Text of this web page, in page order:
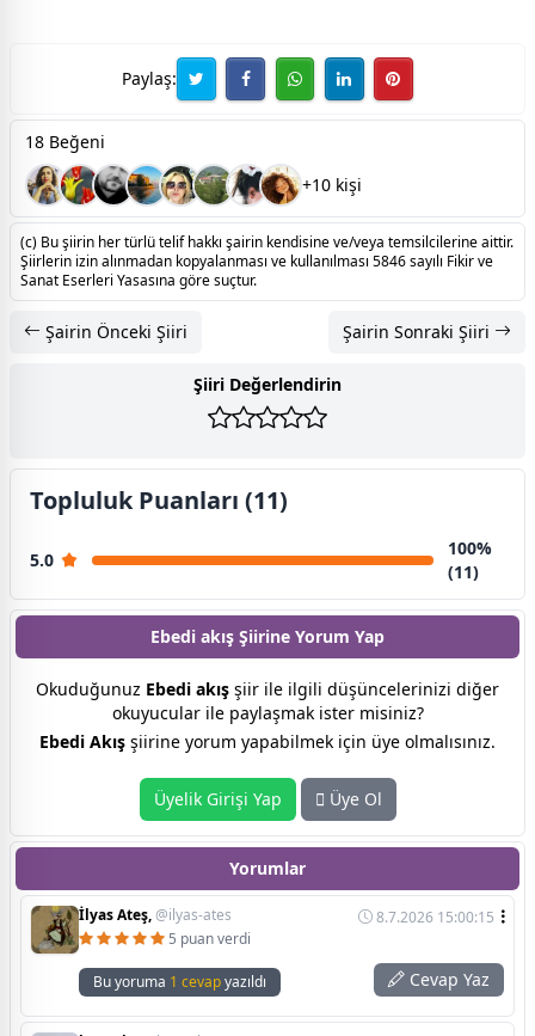
Paylaş:
18 Beğeni
+10 kişi
(c) Bu şiirin her türlü telif hakkı şairin kendisine ve/veya temsilcilerine aittir.
Şiirlerin izin alınmadan kopyalanması ve kullanılması 5846 sayılı Fikir ve
Sanat Eserleri Yasasına göre suçtur.
Şairin Önceki Şiiri Şairin Sonraki Şiiri
Şiiri Değerlendirin
Topluluk Puanları (11)
5.0
100%
(11)
Ebedi akış Şiirine Yorum Yap
Okuduğunuz Ebedi akış şiir ile ilgili düşüncelerinizi diğer
okuyucular ile paylaşmak ister misiniz?
Ebedi Akış şiirine yorum yapabilmek için üye olmalısınız.
Üyelik Girişi Yap Üye Ol
Yorumlar
İlyas Ateş,@ilyas-ates
8.7.2026 15:00:15
5 puan verdi
Bu yoruma 1 cevapyazıldı Cevap Yaz